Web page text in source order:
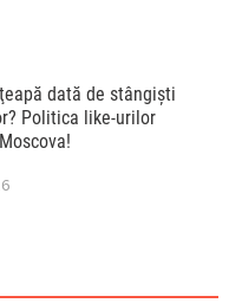
dată de stângişti
Politica like-urilor